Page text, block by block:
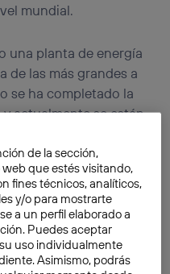
mundial.
una planta de energía
de las más grandes a
se ha completado la
actualmente se están
instalaciones que
de 580 MWy
kilómetros cuadrados.
abastecer a un
de la sección,
que estés visitando,
fines técnicos, analíticos,
y/o para mostrarte
a un perfil elaborado a
Puedes aceptar
uso individualmente
Asimismo, podrás